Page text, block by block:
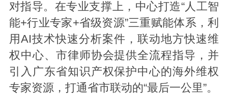
对指导。在专业支撑上，中心打造“人工智
能+行业专家+省级资源”三重赋能体系，利
用AI技术快速分析案件，联动地方快速维
权中心、市律师协会提供全流程指导，并
引入广东省知识产权保护中心的海外维权
专家资源，打通省市联动的“最后一公里”。